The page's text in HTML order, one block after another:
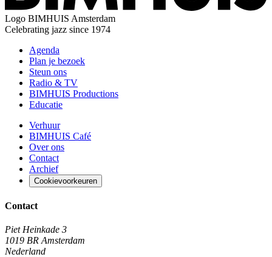
Logo BIMHUIS Amsterdam
Celebrating jazz since 1974
Agenda
Plan je bezoek
Steun ons
Radio & TV
BIMHUIS Productions
Educatie
Verhuur
BIMHUIS Café
Over ons
Contact
Archief
Cookievoorkeuren
Contact
Piet Heinkade 3
1019 BR Amsterdam
Nederland